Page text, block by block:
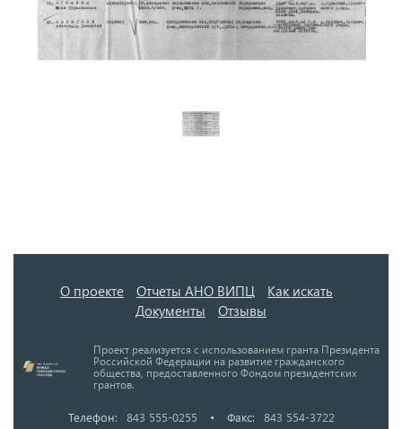
О проекте Отчеты АНО ВИПЦ
Как искать
Документы
Отзывы
Проект реализуется с использованием гранта Президента
Российской Федерации на развитие гражданского
общества, предоставленного Фондом президентских
грантов.
Телефон: 843 555-0255 • Факс:
843 554-3722